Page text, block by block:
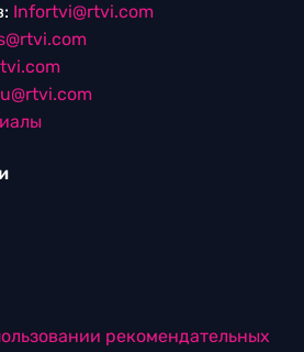
Infortvi@rtvi.com
рекомендательных